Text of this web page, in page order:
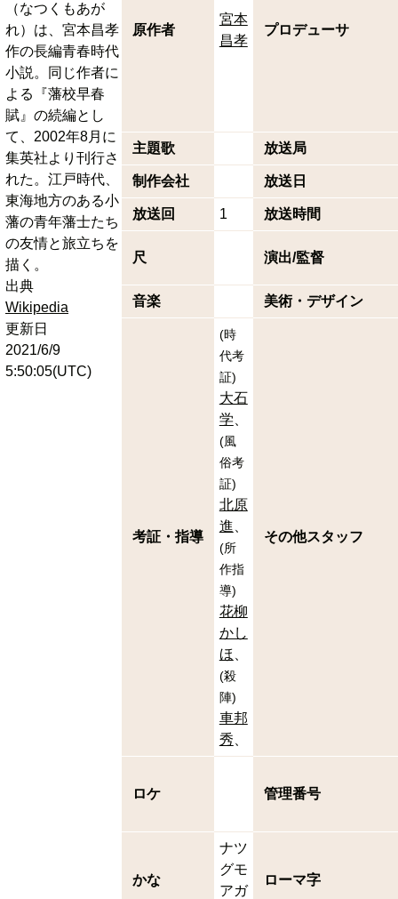
（なつくもあが
れ）は、宮本昌孝
作の長編青春時代
小説。同じ作者に
よる『藩校早春
賦』の続編とし
て、2002年8月に
集英社より刊行さ
れた。江戸時代、
東海地方のある小
藩の青年藩士たち
の友情と旅立ちを
描く。
出典
Wikipedia
更新日
2021/6/9
5:50:05(UTC)
原作者
宮本
昌孝
プロデューサ
主題歌 放送局
制作会社 放送日
放送回 1 放送時間
尺 演出/監督
音楽 美術・デザイン
考証・指導
(時
代考
証)
大石
学
(風
俗考
証)
北原
進
(所
作指
導)
花柳
かし
ほ
(殺
陣)
車邦
秀
その他スタッフ
ロケ 管理番号
かな
ナツ
グモ
アガ
ローマ字